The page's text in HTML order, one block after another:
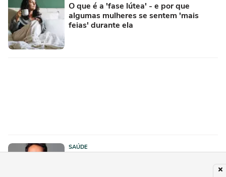
O que é a 'fase lútea' - e por que
algumas mulheres se sentem 'mais
feias' durante ela
SAÚDE